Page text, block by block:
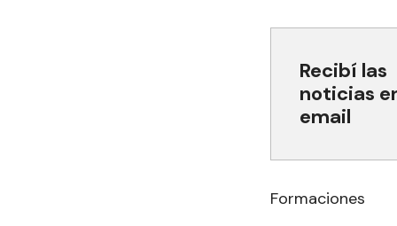
Recibí las
noticias
email
Formaciones